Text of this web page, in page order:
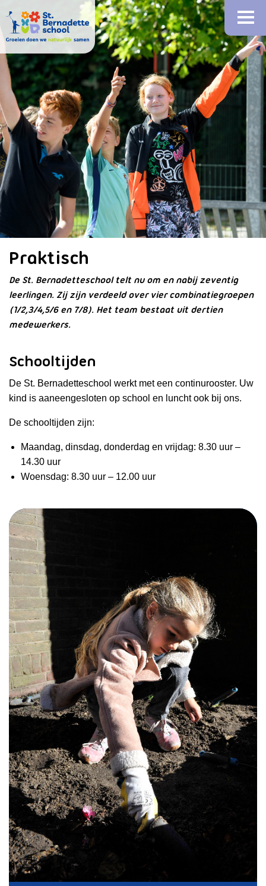
Praktisch
De St. Bernadetteschool telt nu om en nabij zeventig
leerlingen. Zij zijn verdeeld over vier combinatiegroepen
(1/2,3/4,5/6 en 7/8). Het team bestaat uit dertien
medewerkers.
Schooltijden
De St. Bernadetteschool werkt met een continurooster. Uw
kind is aaneengesloten op school en luncht ook bij ons.
De schooltijden zijn:
Maandag, dinsdag, donderdag en vrijdag: 8.30 uur –
14.30 uur
Woensdag: 8.30 uur – 12.00 uur